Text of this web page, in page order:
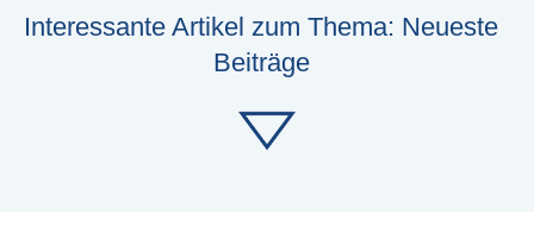
Interessante Artikel zum Thema: Neueste
Beiträge